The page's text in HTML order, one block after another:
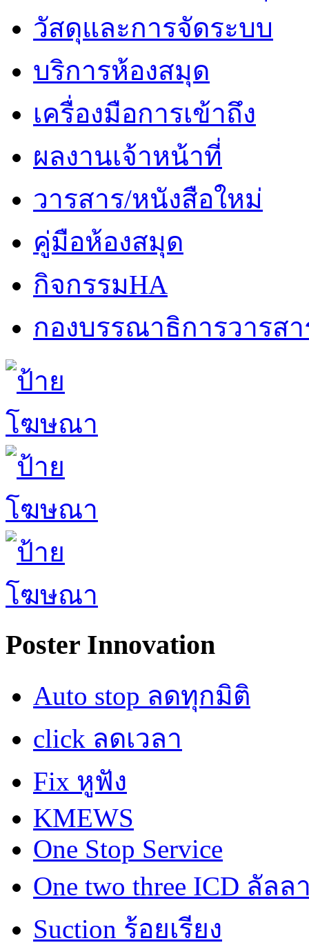
วัสดุและการจัดระบบ
บริการห้องสมุด
เครื่องมือการเข้าถึง
ผลงานเจ้าหน้าที่
วารสาร/หนังสือใหม่
คู่มือห้องสมุด
กิจกรรมHA
กองบรรณาธิการวารส
Poster Innovation
Auto stop ลดทุกมิติ
click ลดเวลา
Fix หูฟัง
KMEWS
One Stop Service
One two three ICD ลัลล
Suction ร้อยเรียง